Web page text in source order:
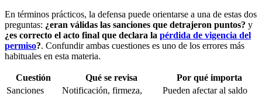
En términos prácticos, la defensa puede orientarse a una de estas dos
preguntas: ¿eran válidas las sanciones que detrajeron puntos? y
¿es correcto el acto final que declara la pérdida de vigencia del
permiso?. Confundir ambas cuestiones es uno de los errores más
habituales en esta materia.
Cuestión Qué se revisa
Por qué importa
Sanciones
Notificación, firmeza,
Pueden afectar al saldo